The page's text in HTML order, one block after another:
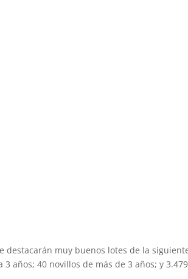
destacarán muy buenos lotes de la
3 años; 40 novillos de más de 3 años; y